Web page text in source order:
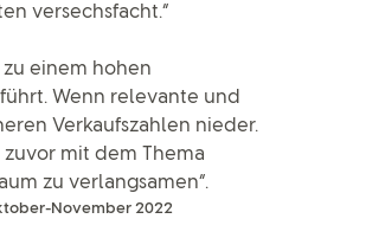
versechsfacht.“
zu einem hohen
Wenn relevante und
Verkaufszahlen nieder.
mit dem Thema
zu verlangsamen“.
November 2022